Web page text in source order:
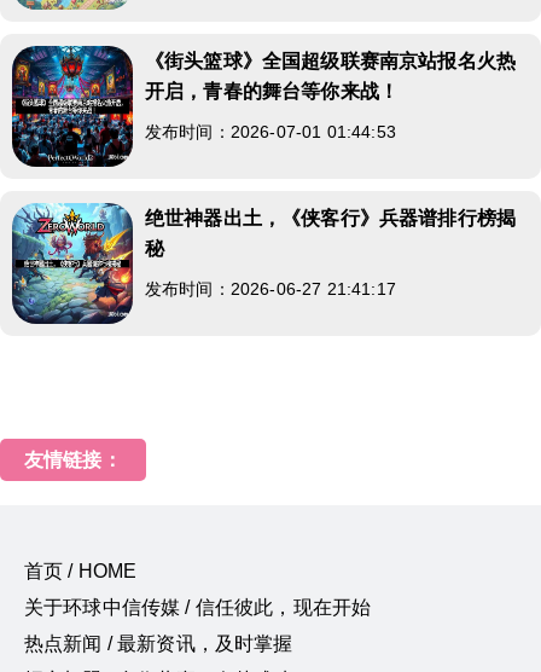
《街头篮球》全国超级联赛南京站报名火热
开启，青春的舞台等你来战！
发布时间：2026-07-01 01:44:53
绝世神器出土，《侠客行》兵器谱排行榜揭
秘
发布时间：2026-06-27 21:41:17
友情链接：
首页 / HOME
关于环球中信传媒 / 信任彼此，现在开始
热点新闻 / 最新资讯，及时掌握